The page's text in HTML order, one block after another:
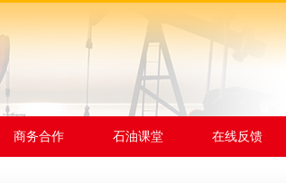
商务合作 石油课堂 在线反馈